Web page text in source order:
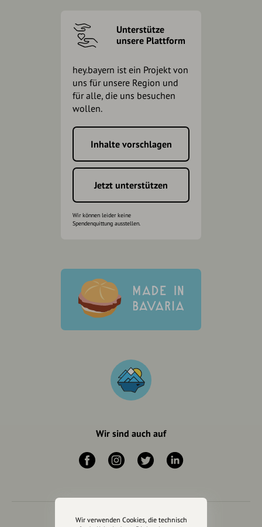
Unterstütze
unsere Plattform
hey.bayern ist ein Projekt von
uns für unsere Region und
für alle, die uns besuchen
wollen.
Inhalte vorschlagen
Jetzt unterstützen
Wir können leider keine
Spendenquittung ausstellen.
Wir sind auch auf
Wir verwenden Cookies, die technisch